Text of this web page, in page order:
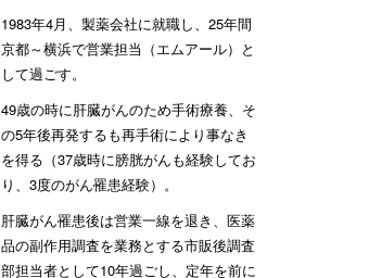
1983年4月、製薬会社に就職し、25年間
京都～横浜で営業担当（エムアール）と
して過ごす。
49歳の時に肝臓がんのため手術療養、そ
の5年後再発するも再手術により事なき
を得る（37歳時に膀胱がんも経験してお
り、3度のがん罹患経験）。
肝臓がん罹患後は営業一線を退き、医薬
品の副作用調査を業務とする市販後調査
部担当者として10年過ごし、定年を前に